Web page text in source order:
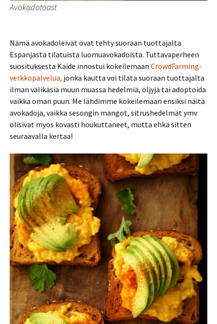
Avokadotoast
Nämä avokadoleivät ovat tehty suoraan tuottajalta
Espanjasta tilatuista luomuavokadoista. Tuttavaperheen
suosituksesta Kaide innostui kokeilemaan CrowdFarming-
verkkopalvelua, jonka kautta voi tilata suoraan tuottajalta
ilman välikäsiä muun muassa hedelmiä, öljyjä tai adoptoida
vaikka oman puun. Me lähdimme kokeilemaan ensiksi näitä
avokadoja, vaikka sesongin mangot, sitrushedelmät ymv
olisivat myös kovasti houkuttaneet, mutta ehkä sitten
seuraavalla kertaa!